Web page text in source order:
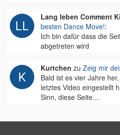
Lang leben Comment
besten Dance Move!:
Ich bin dafür dass die
abgetreten wird
Kurtchen zu Zeig mir
Bald ist es vier Jahre
letztes Video eingestellt
Sinn, diese Seite…